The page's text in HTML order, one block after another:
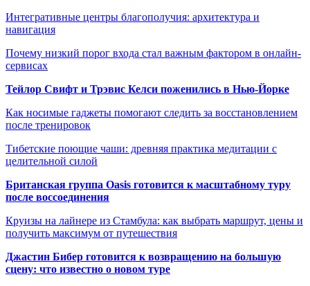
Интегративные центры благополучия: архитектура и
навигация
Почему низкий порог входа стал важным фактором в онлайн-
сервисах
Тейлор Свифт и Трэвис Келси поженились в Нью-Йорке
Как носимые гаджеты помогают следить за восстановлением
после тренировок
Тибетские поющие чаши: древняя практика медитации с
целительной силой
Британская группа Oasis готовится к масштабному туру
после воссоединения
Круизы на лайнере из Стамбула: как выбрать маршрут, цены и
получить максимум от путешествия
Джастин Бибер готовится к возвращению на большую
сцену: что известно о новом туре